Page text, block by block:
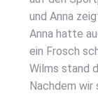
und Anna
Anna hat­te
ein Frosch
Wilms stand
Nach­dem